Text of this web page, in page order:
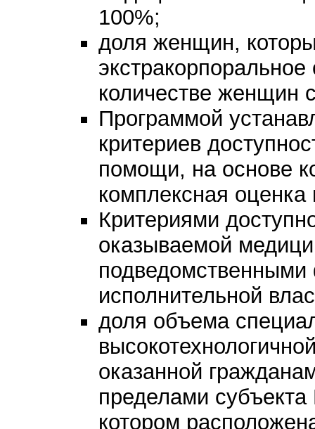
100%;
доля женщин,
количестве женщин
Программой
критериев
помощи, на основе
комплексная
Критериями
оказываемой
исполнительной
доля объема
оказанной
пределами
котором